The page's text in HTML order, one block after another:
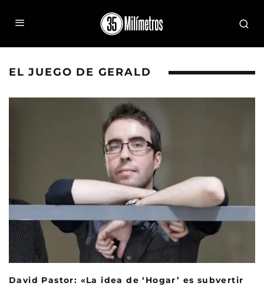
EL JUEGO DE GERALD
David Pastor: «La idea de ‘Hogar’ es subvertir